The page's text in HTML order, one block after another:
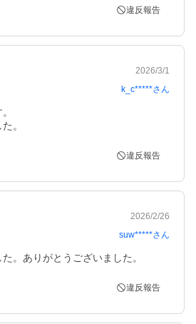
違反報告
2026/3/1
k_c*****さん
。
違反報告
2026/2/26
suw*****さん
。ありがとうございました。
違反報告